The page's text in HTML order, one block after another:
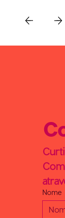
Nome